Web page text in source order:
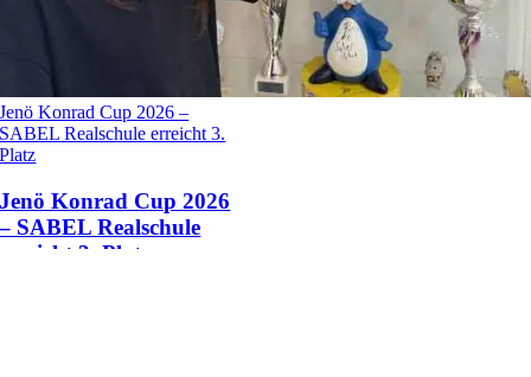
Jenö Konrad Cup 2026 –
SABEL Realschule erreicht 3.
Platz
Jenö Konrad Cup 2026
– SABEL Realschule
erreicht 3. Platz